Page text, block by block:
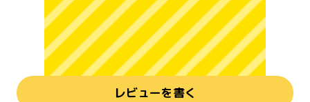
レビューを書く